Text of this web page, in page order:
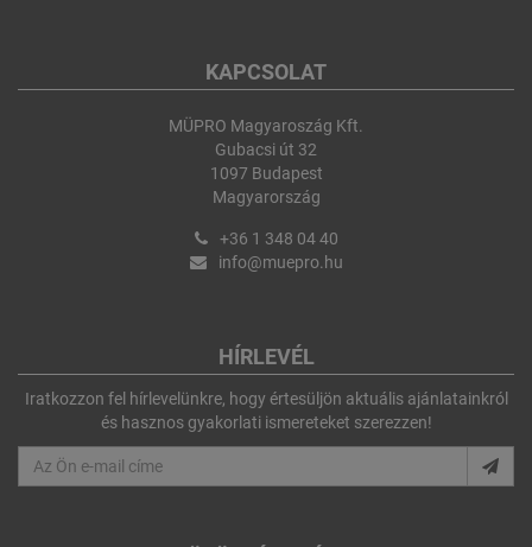
KAPCSOLAT
MÜPRO Magyaroszág Kft.
Gubacsi út 32
1097 Budapest
Magyarország
+36 1 348 04 40
info@muepro.hu
HÍRLEVÉL
Iratkozzon fel hírlevelünkre, hogy értesüljön aktuális ajánlatainkról
és hasznos gyakorlati ismereteket szerezzen!